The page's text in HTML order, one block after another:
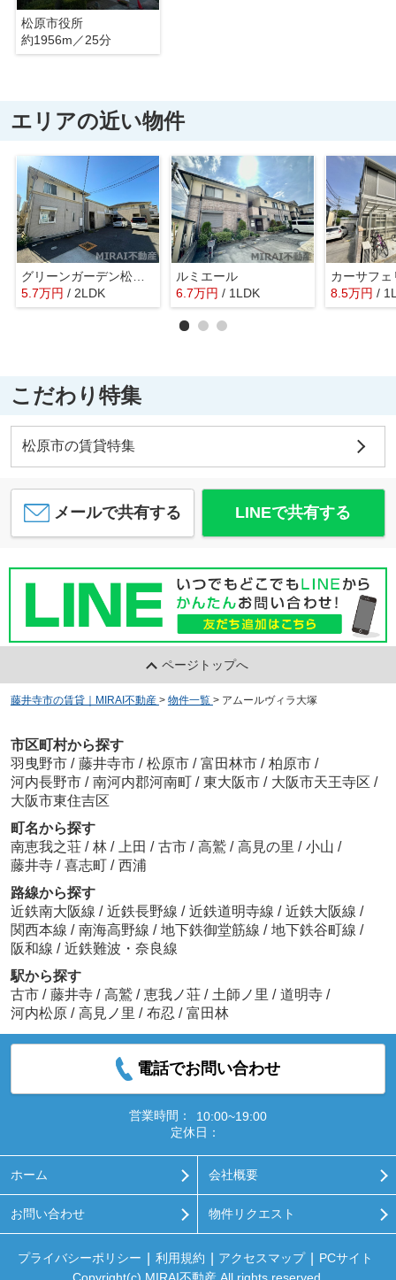
松原市役所
約1956m／25分
エリアの近い物件
グリーンガーデン松南 B棟
5.7万円 / 2LDK
ルミエール
6.7万円 / 1LDK
カーサフェ
8.5万円 /
こだわり特集
松原市の賃貸特集
メールで共有する LINEで共有する
ページトップへ
藤井寺市の賃貸｜MIRAI不動産 > 物件一覧 > アムールヴィラ大塚
市区町村から探す
羽曳野市 / 藤井寺市 / 松原市 / 富田林市 / 柏原市 /
河内長野市 / 南河内郡河南町 / 東大阪市 / 大阪市天王寺区 /
大阪市東住吉区
町名から探す
南恵我之荘 / 林 / 上田 / 古市 / 高鷲 / 高見の里 / 小山 /
藤井寺 / 喜志町 / 西浦
路線から探す
近鉄南大阪線 / 近鉄長野線 / 近鉄道明寺線 / 近鉄大阪線 /
関西本線 / 南海高野線 / 地下鉄御堂筋線 / 地下鉄谷町線 /
阪和線 / 近鉄難波・奈良線
駅から探す
古市 / 藤井寺 / 高鷲 / 恵我ノ荘 / 土師ノ里 / 道明寺 /
河内松原 / 高見ノ里 / 布忍 / 富田林
電話でお問い合わせ
営業時間：
10:00~19:00
定休日：
ホーム 会社概要
お問い合わせ 物件リクエスト
プライバシーポリシー 利用規約 アクセスマップ
PCサイト